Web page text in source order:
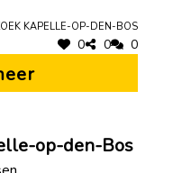
Kapelle-op-den-Bos
0 0 0
op-den-Bos